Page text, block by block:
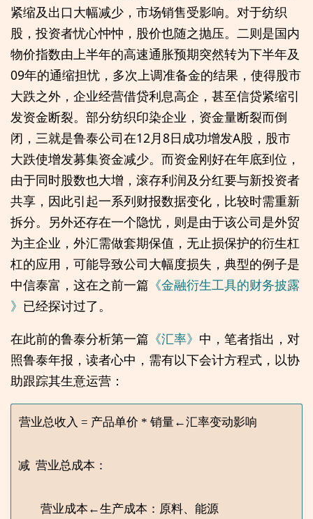
紧缩及出口大幅减少，市场销售受影响。对于纺织
股，投资者忧心忡忡，股价也随之抛压。二则是国内
物价指数由上半年的高速通胀预期突然转为下半年及
09年的通缩担忧，多次上调准备金的结果，使得股市
大跌之外，企业经营借贷利息高企，甚至信贷紧缩引
发资金断裂。部分纺织印染企业，资金量断裂而倒
闭，三就是鲁泰公司在12月8日成功增发A股，股市
大跌使增发募集资金减少。而资金刚好在年底到位，
由于同时股数也大增，滚存利润及分红要与新投资者
共享，因此引起一系列财报数据变化，比较时需重新
拆分。另外还存在一个隐忧，则是由于该公司是外贸
为主企业，外汇需做套期保值，无止损保护的衍生杠
杠的应用，可能导致公司大幅度损失，典型的例子是
中信泰富，这在之前一篇 《金融衍生工具的财务披露
》 已经探讨过了。
在此前的鲁泰分析第一篇 《汇率》 中，笔者指出，对
照鲁泰年报，读者心中，需有以下会计方程式，以协
助跟踪其生意运营：
营业总收入 = 产品单价 * 销量←汇率变动影响
减  营业总成本：